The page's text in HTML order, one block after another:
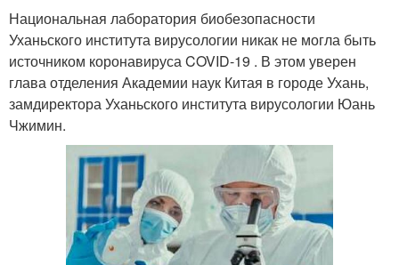
Национальная лаборатория биобезопасности
Уханьского института вирусологии никак не могла быть
источником коронавируса COVID-19 . В этом уверен
глава отделения Академии наук Китая в городе Ухань,
замдиректора Уханьского института вирусологии Юань
Чжимин.